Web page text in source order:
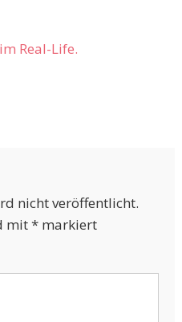
Real-Life.
nicht veröffentlicht.
mit*markiert